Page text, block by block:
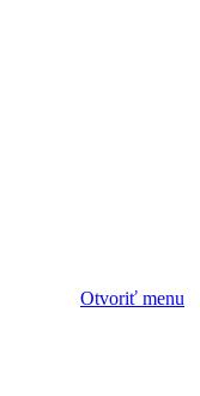
Otvoriť menu